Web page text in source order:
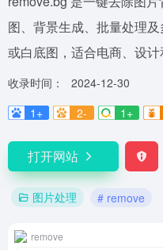
图、背景生成、批量处理
或白底图，适合电商、设
收录时间：
2024-12-30
1+
2- 1+
打开网站
图片处理 # remove
remove